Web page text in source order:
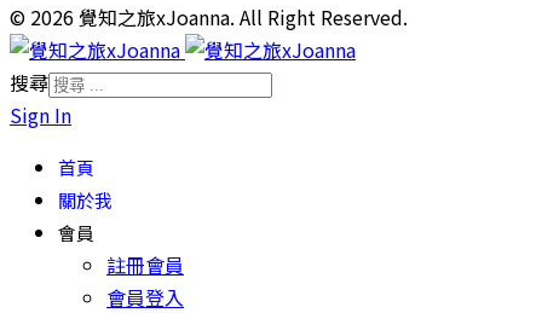
© 2026 覺知之旅xJoanna. All Right Reserved.
搜尋
Sign In
首頁
關於我
會員
註冊會員
會員登入